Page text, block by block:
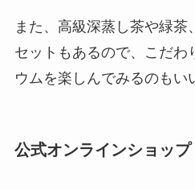
また、高級深蒸し茶や緑茶
セットもあるので、こだわ
ウムを楽しんでみるのもい
公式オンラインショップ